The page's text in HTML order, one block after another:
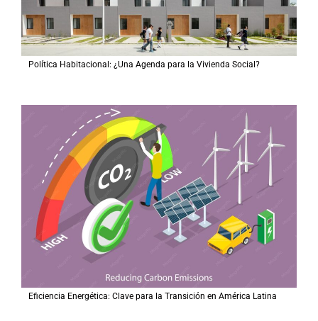
Política Habitacional: ¿Una Agenda para la Vivienda Social?
Eficiencia Energética: Clave para la Transición en América Latina